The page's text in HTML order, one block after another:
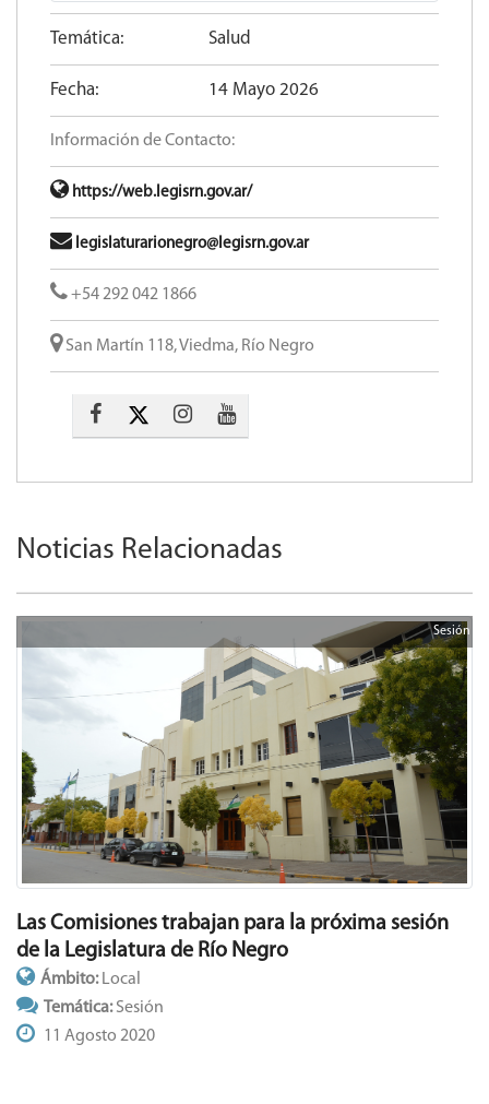
Temática: Salud
Fecha: 14 Mayo 2026
Información de Contacto:
https://web.legisrn.gov.ar/
legislaturarionegro@legisrn.gov.ar
+54 292 042 1866
San Martín 118, Viedma, Río Negro
Noticias Relacionadas
Sesión
Las Comisiones trabajan para la próxima sesión
de la Legislatura de Río Negro
Ámbito: Local
Temática:Sesión
11 Agosto 2020